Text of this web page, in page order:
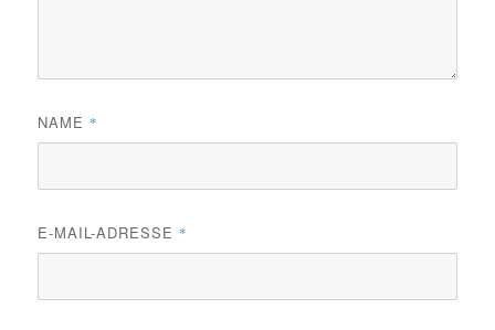
NAME *
E-MAIL-ADRESSE *